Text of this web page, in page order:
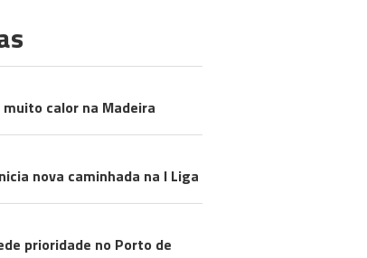
muito calor na Madeira
nova caminhada na I Liga
prioridade no Porto de